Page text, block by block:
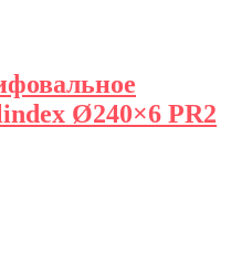
Ø240×6 PR2